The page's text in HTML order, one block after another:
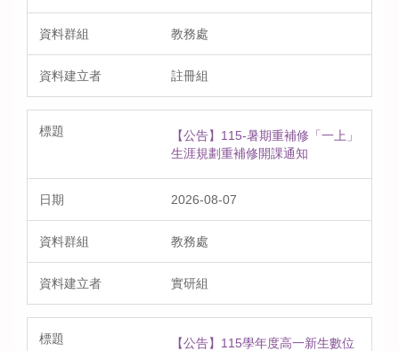
教務處
註冊組
【公告】115-暑期重補修「一上」
生涯規劃重補修開課通知
2026-08-07
教務處
實研組
【公告】115學年度高一新生數位